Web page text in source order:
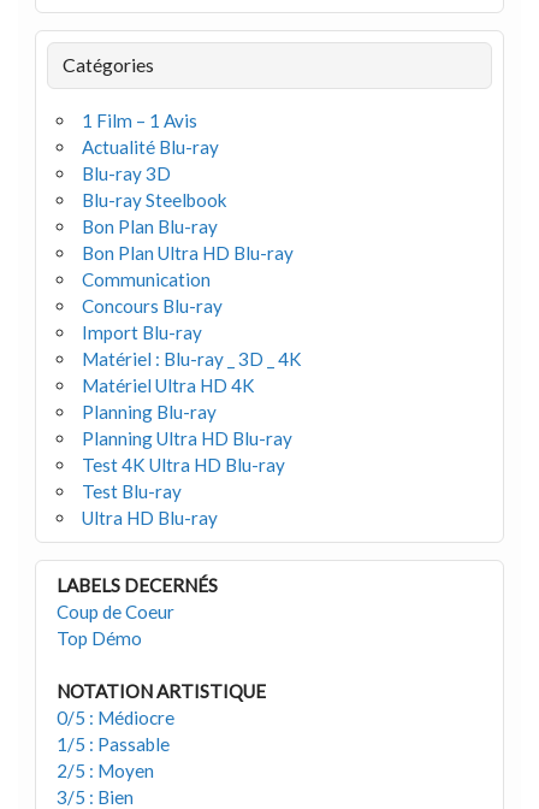
Catégories
1 Film – 1 Avis
Actualité Blu-ray
Blu-ray 3D
Blu-ray Steelbook
Bon Plan Blu-ray
Bon Plan Ultra HD Blu-ray
Communication
Concours Blu-ray
Import Blu-ray
Matériel : Blu-ray _ 3D _ 4K
Matériel Ultra HD 4K
Planning Blu-ray
Planning Ultra HD Blu-ray
Test 4K Ultra HD Blu-ray
Test Blu-ray
Ultra HD Blu-ray
LABELS DECERNÉS
Coup de Coeur
Top Démo
NOTATION ARTISTIQUE
0/5 : Médiocre
1/5 : Passable
2/5 : Moyen
3/5 : Bien